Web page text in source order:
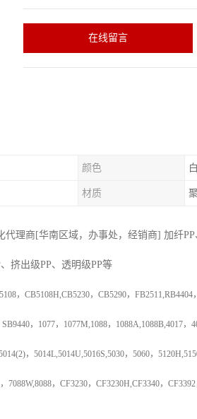
在线留言
颜色
材质
代理商[华南区域，办事处，经销商] 加纤PP
、挤出级PP、透明级PP等
， CB5108H,CB5230， CB5290， FB2511,RB4404，
SB9440， 1077， 1077M,1088， 1088A,1088B,4017，
， 5014L,5014U,5016S,5030， 5060，
， 7088W,8088， CF3230， CF3230H,CF3340， CF3392